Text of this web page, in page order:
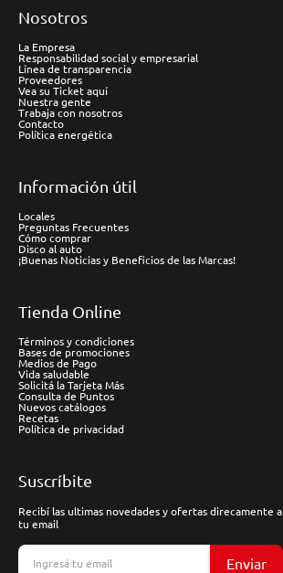
Nosotros
La Empresa
Responsabilidad social y empresarial
Línea de transparencia
Proveedores
Vea su Ticket aquí
Nuestra gente
Trabaja con nosotros
Contacto
Política energética
Información útil
Locales
Preguntas Frecuentes
Cómo comprar
Disco al auto
¡Buenas Noticias y Beneficios de las Marcas!
Tienda Online
Términos y condiciones
Bases de promociones
Medios de Pago
Vida saludable
Solicitá la Tarjeta Más
Consulta de Puntos
Nuevos catálogos
Recetas
Política de privacidad
Suscríbite
Recibí las ultimas novedades y ofertas direcamente a
tu email
Enviar